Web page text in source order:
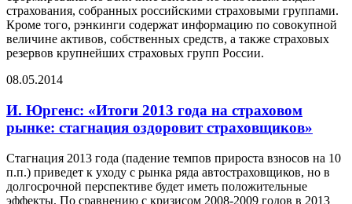
страхования, собранных российскими страховыми группами.
Кроме того, рэнкинги содержат информацию по совокупной
величине активов, собственных средств, а также страховых
резервов крупнейших страховых групп России.
08.05.2014
И. Юргенс: «Итоги 2013 года на страховом
рынке: стагнация оздоровит страховщиков»
Стагнация 2013 года (падение темпов прироста взносов на 10
п.п.) приведет к уходу с рынка ряда автостраховщиков, но в
долгосрочной перспективе будет иметь положительные
эффекты. По сравнению с кризисом 2008-2009 годов в 2013